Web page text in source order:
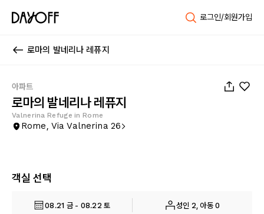
로그인/회원가입
로마의 발네리나 레퓨지
아파트
로마의 발네리나 레퓨지
Valnerina Refuge in Rome
Rome, Via Valnerina 26
객실 선택
08.21 금 - 08.22 토 성인 2, 아동 0